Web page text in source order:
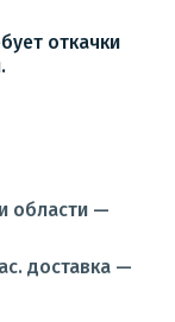
откачки
области —
доставка —